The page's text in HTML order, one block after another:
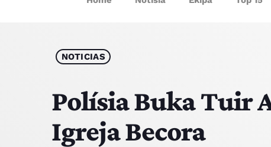
NOTICIAS
Polísia Buka Tuir
Igreja Becora